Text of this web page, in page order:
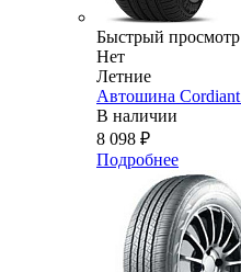
Быстрый просмотр
Нет
Летние
Автошина
В наличии
8 098 ₽
Подробнее